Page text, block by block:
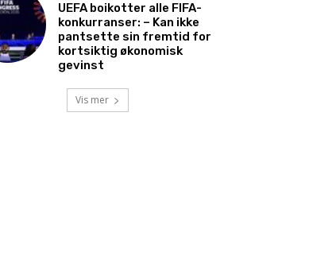
UEFA boikotter alle FIFA-
konkurranser: – Kan ikke
pantsette sin fremtid for
kortsiktig økonomisk
gevinst
Vis mer